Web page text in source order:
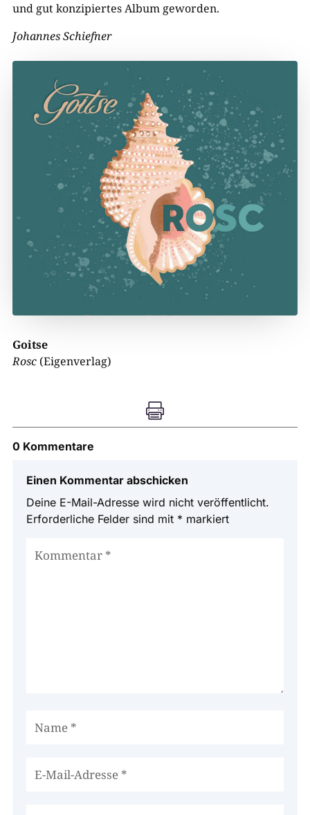
und gut konzipiertes Album geworden.
Johannes Schiefner
Goitse
Rosc (Eigenverlag)

0 Kommentare
Einen Kommentar abschicken
Deine E-Mail-Adresse wird nicht veröffentlicht.
Erforderliche Felder sind mit * markiert